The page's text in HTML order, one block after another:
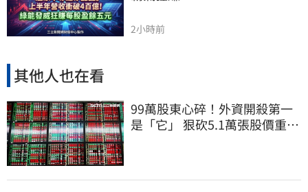
2小時前
其他人也在看
99萬股東心碎！外資開殺第一
是「它」 狠砍5.1萬張股價重挫